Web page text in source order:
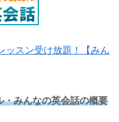
ッスン受け放題！【みん
みんなの英会話の概要